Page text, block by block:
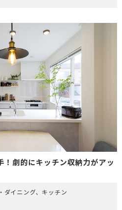
劇的にキッチン収納力がアッ
ダイニング、キッチン